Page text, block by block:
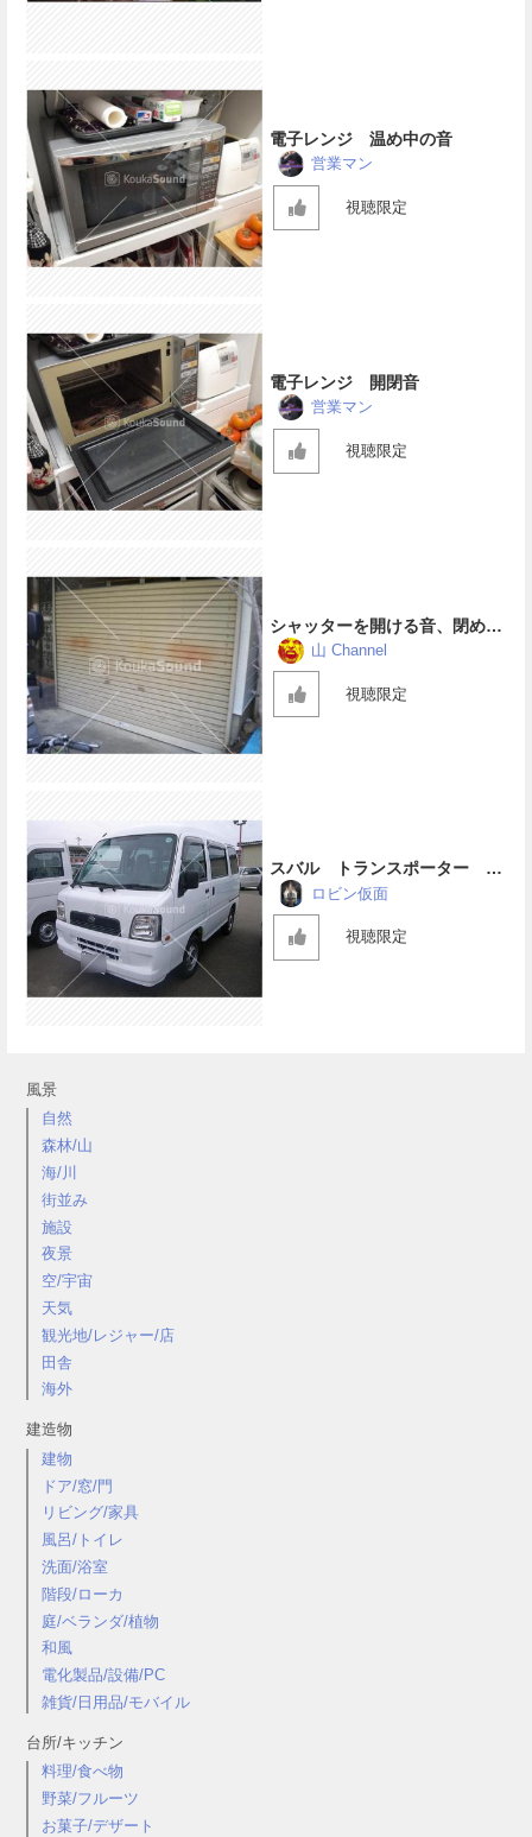
風景
自然
森林/山
海/川
街並み
施設
夜景
空/宇宙
天気
観光地/レジャー/店
田舎
海外
建造物
建物
ドア/窓/門
リビング/家具
風呂/トイレ
洗面/浴室
階段/ローカ
庭/ベランダ/植物
和風
電化製品/設備/PC
雑貨/日用品/モバイル
台所/キッチン
料理/食べ物
野菜/フルーツ
お菓子/デザート
電子レンジ 温め中の音
営業マン
視聴限定
電子レンジ 開閉音
営業マン
視聴限定
シャッターを開ける音、閉める
音
山 Channel
視聴限定
スバル トランスポーター ス
ライドドア
ロビン仮面
視聴限定